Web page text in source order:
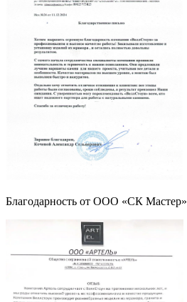
Благодарность от ООО «СК Мастер»